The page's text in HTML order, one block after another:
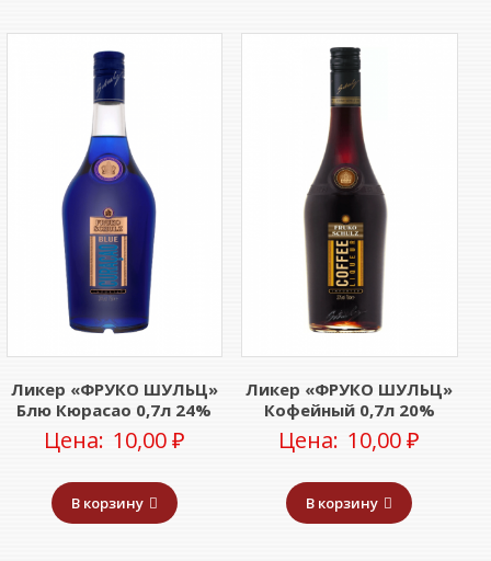
Ликер «ФРУКО ШУЛЬЦ»
Блю Кюрасао 0,7л 24%
Цена: 10,00₽
В корзину
Ликер «ФРУКО ШУЛЬЦ»
Кофейный 0,7л 20%
Цена: 10,00₽
В корзину